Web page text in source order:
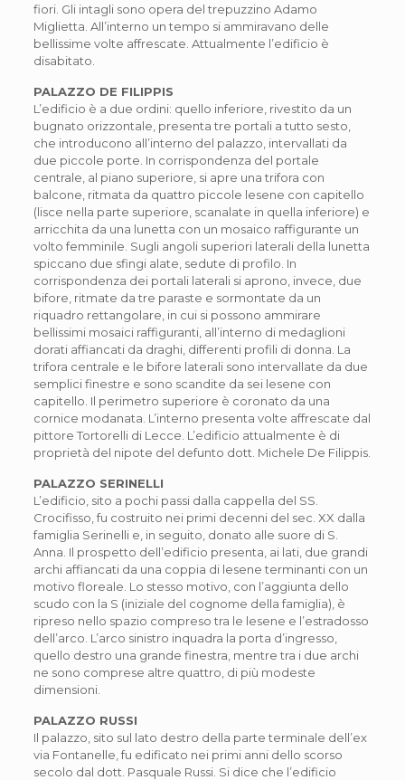
fiori. Gli intagli sono opera del trepuzzino Adamo
Miglietta. All’interno un tempo si ammiravano delle
bellissime volte affrescate. Attualmente l’edificio è
disabitato.
PALAZZO DE FILIPPIS
L’edificio è a due ordini: quello inferiore, rivestito da un
bugnato orizzontale, presenta tre portali a tutto sesto,
che introducono all’interno del palazzo, intervallati da
due piccole porte. In corrispondenza del portale
centrale, al piano superiore, si apre una trifora con
balcone, ritmata da quattro piccole lesene con capitello
(lisce nella parte superiore, scanalate in quella inferiore) e
arricchita da una lunetta con un mosaico raffigurante un
volto femminile. Sugli angoli superiori laterali della lunetta
spiccano due sfingi alate, sedute di profilo. In
corrispondenza dei portali laterali si aprono, invece, due
bifore, ritmate da tre paraste e sormontate da un
riquadro rettangolare, in cui si possono ammirare
bellissimi mosaici raffiguranti, all’interno di medaglioni
dorati affiancati da draghi, differenti profili di donna. La
trifora centrale e le bifore laterali sono intervallate da due
semplici finestre e sono scandite da sei lesene con
capitello. Il perimetro superiore è coronato da una
cornice modanata. L’interno presenta volte affrescate dal
pittore Tortorelli di Lecce. L’edificio attualmente è di
proprietà del nipote del defunto dott. Michele De Filippis.
PALAZZO SERINELLI
L’edificio, sito a pochi passi dalla cappella del SS.
Crocifisso, fu costruito nei primi decenni del sec. XX dalla
famiglia Serinelli e, in seguito, donato alle suore di S.
Anna. Il prospetto dell’edificio presenta, ai lati, due grandi
archi affiancati da una coppia di lesene terminanti con un
motivo floreale. Lo stesso motivo, con l’aggiunta dello
scudo con la S (iniziale del cognome della famiglia), è
ripreso nello spazio compreso tra le lesene e l’estradosso
dell’arco. L’arco sinistro inquadra la porta d’ingresso,
quello destro una grande finestra, mentre tra i due archi
ne sono comprese altre quattro, di più modeste
dimensioni.
PALAZZO RUSSI
Il palazzo, sito sul lato destro della parte terminale dell’ex
via Fontanelle, fu edificato nei primi anni dello scorso
secolo dal dott. Pasquale Russi. Si dice che l’edificio